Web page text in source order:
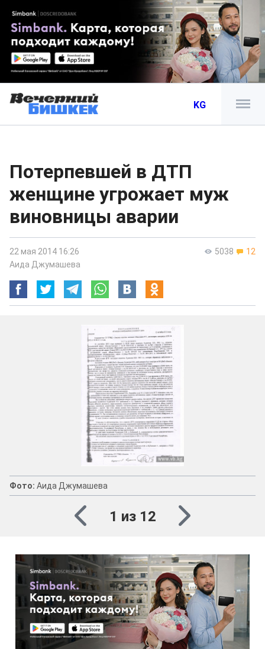
KG
Потерпевшей в ДТП
женщине угрожает муж
виновницы аварии
5038 12
22 мая 2014 16:26
Аида Джумашева
Фото: Аида Джумашева
1 из 12